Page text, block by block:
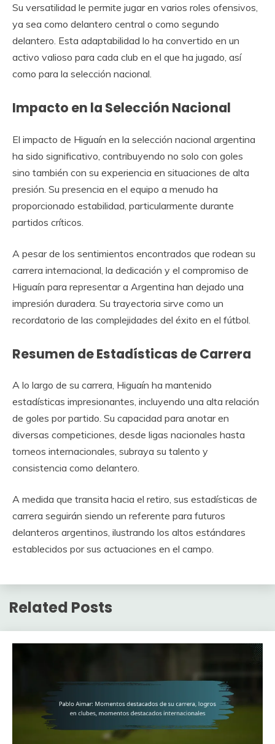
Su versatilidad le permite jugar en varios roles ofensivos,
ya sea como delantero central o como segundo
delantero. Esta adaptabilidad lo ha convertido en un
activo valioso para cada club en el que ha jugado, así
como para la selección nacional.
Impacto en la Selección Nacional
El impacto de Higuaín en la selección nacional argentina
ha sido significativo, contribuyendo no solo con goles
sino también con su experiencia en situaciones de alta
presión. Su presencia en el equipo a menudo ha
proporcionado estabilidad, particularmente durante
partidos críticos.
A pesar de los sentimientos encontrados que rodean su
carrera internacional, la dedicación y el compromiso de
Higuaín para representar a Argentina han dejado una
impresión duradera. Su trayectoria sirve como un
recordatorio de las complejidades del éxito en el fútbol.
Resumen de Estadísticas de Carrera
A lo largo de su carrera, Higuaín ha mantenido
estadísticas impresionantes, incluyendo una alta relación
de goles por partido. Su capacidad para anotar en
diversas competiciones, desde ligas nacionales hasta
torneos internacionales, subraya su talento y
consistencia como delantero.
A medida que transita hacia el retiro, sus estadísticas de
carrera seguirán siendo un referente para futuros
delanteros argentinos, ilustrando los altos estándares
establecidos por sus actuaciones en el campo.
Related Posts